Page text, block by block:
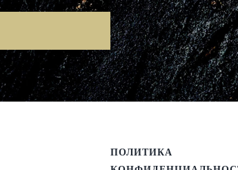
ПОЛИТИКА